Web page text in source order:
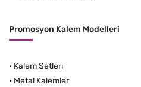
Promosyon Kalem Modelleri
• Kalem Setleri
• Metal Kalemler